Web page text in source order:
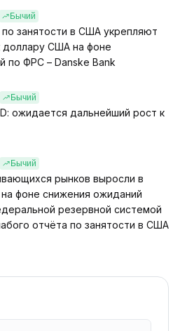
Бычий
занятости в США укрепляют
США на фоне
по ФРС – Danske Bank
Бычий
ожидается дальнейший рост к
Бычий
рынков выросли в
фоне снижения ожиданий
резервной системой
отчёта по занятости в США